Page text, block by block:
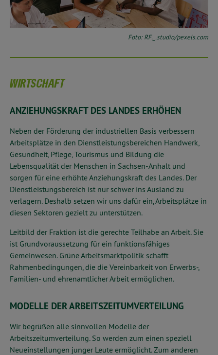
Foto: RF._.studio/pexels.com
WIRTSCHAFT
ANZIEHUNGSKRAFT DES LANDES ERHÖHEN
Neben der Förderung der industriellen Basis verbessern
Arbeitsplätze in den Dienstleistungsbereichen Handwerk,
Gesundheit, Pflege, Tourismus und Bildung die
Lebensqualität der Menschen in Sachsen-Anhalt und
sorgen für eine erhöhte Anziehungskraft des Landes. Der
Dienstleistungsbereich ist nur schwer ins Ausland zu
verlagern. Deshalb setzen wir uns dafür ein, Arbeitsplätze in
diesen Sektoren gezielt zu unterstützen.
Leitbild der Fraktion ist die gerechte Teilhabe an Arbeit. Sie
ist Grundvoraussetzung für ein funktionsfähiges
Gemeinwesen. Grüne Arbeitsmarktpolitik schafft
Rahmenbedingungen, die die Vereinbarkeit von Erwerbs-,
Familien- und ehrenamtlicher Arbeit ermöglichen.
MODELLE DER ARBEITSZEITUMVERTEILUNG
Wir begrüßen alle sinnvollen Modelle der
Arbeitszeitumverteilung. So werden zum einen speziell
Neueinstellungen junger Leute ermöglicht. Zum anderen